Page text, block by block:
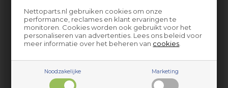
Nettoparts.nl gebruiken cookies om onze
performance, reclames en klant ervaringen te
monitoren. Cookies worden ook gebruikt voor het
personaliseren van advertenties. Lees ons beleid voor
meer informatie over het beheren van cookies
Noodzakelijke Marketing
SGI4666EU/17
SGI4666EU/26
SGI4666EU/29
SGI4690/17
SGI4692/22
SGI4692EU/17